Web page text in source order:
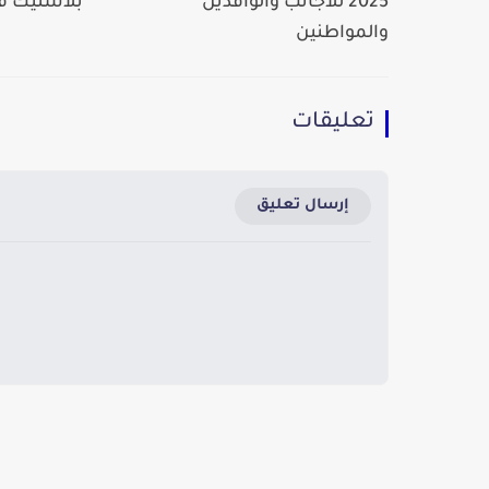
والمواطنين
تعليقات
إرسال تعليق